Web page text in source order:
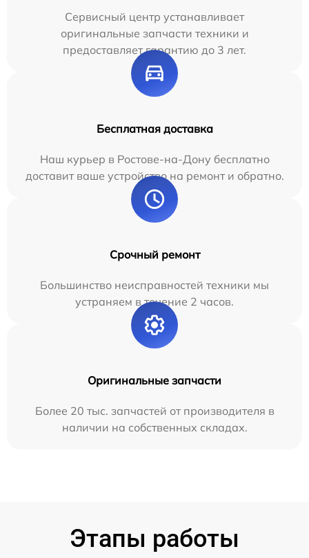
Сервисный центр устанавливает
оригинальные запчасти техники и
предоставляет гарантию до 3 лет.
Бесплатная доставка
Наш курьер в Ростове-на-Дону бесплатно
доставит ваше устройство на ремонт и обратно.
Срочный ремонт
Большинство неисправностей техники мы
устраняем в течение 2 часов.
Оригинальные запчасти
Более 20 тыс. запчастей от производителя в
наличии на собственных складах.
Этапы работы